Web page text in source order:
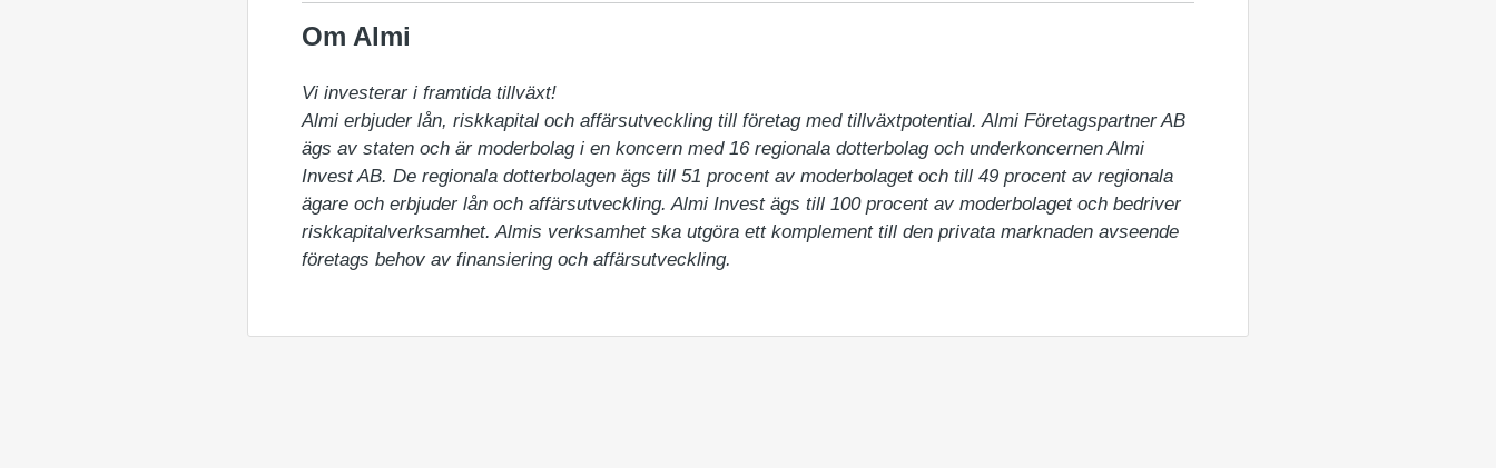
Om Almi
Vi investerar i framtida tillväxt!
Almi erbjuder lån, riskkapital och affärsutveckling till företag med tillväxtpotential. Almi Företagspartner AB
ägs av staten och är moderbolag i en koncern med 16 regionala dotterbolag och underkoncernen Almi
Invest AB. De regionala dotterbolagen ägs till 51 procent av moderbolaget och till 49 procent av regionala
ägare och erbjuder lån och affärsutveckling. Almi Invest ägs till 100 procent av moderbolaget och bedriver
riskkapitalverksamhet. Almis verksamhet ska utgöra ett komplement till den privata marknaden avseende
företags behov av finansiering och affärsutveckling.